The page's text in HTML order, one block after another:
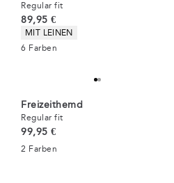
Regular fit
Preis
89,95 €
Produkteigenschaften
MIT LEINEN
6 Farben
Freizeithemd
Regular fit
Preis
99,95 €
2 Farben